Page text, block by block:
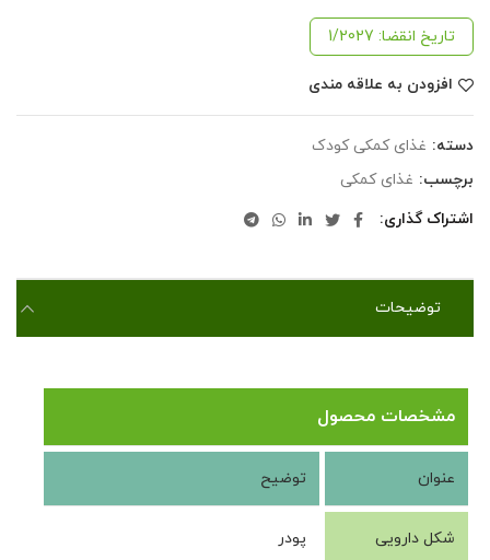
تاریخ انقضا: 1/2027
افزودن به علاقه مندی
دسته: غذای کمکی کودک
برچسب: غذای کمکی
اشتراک گذاری
توضیحات
مشخصات محصول
عنوان توضیح
شکل دارویی پودر